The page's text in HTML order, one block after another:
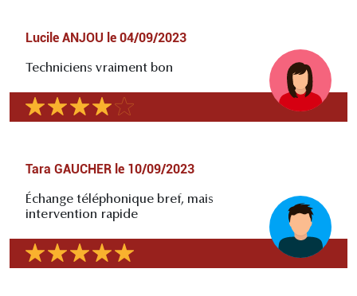
Lucile ANJOU le 04/09/2023
Techniciens vraiment bon
Tara GAUCHER le 10/09/2023
Échange téléphonique bref, mais
intervention rapide